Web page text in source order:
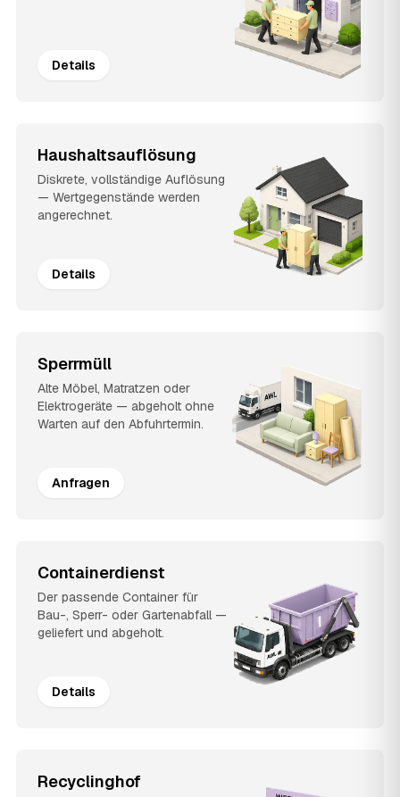
Details
Haushaltsauflösung
Diskrete, vollständige Auflösung
— Wertgegenstände werden
angerechnet.
Details
Sperrmüll
Alte Möbel, Matratzen oder
Elektrogeräte — abgeholt ohne
Warten auf den Abfuhrtermin.
Anfragen
Containerdienst
Der passende Container für
Bau-, Sperr- oder Gartenabfall —
geliefert und abgeholt.
Details
Recyclinghof